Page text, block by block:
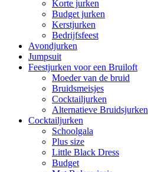
Korte jurken
Budget jurken
Kerstjurken
Bedrijfsfeest
Avondjurken
Jumpsuit
Feestjurken voor een Bruiloft
Moeder van de bruid
Bruidsmeisjes
Cocktailjurken
Alternatieve Bruidsjurken
Cocktailjurken
Schoolgala
Plus size
Little Black Dress
Budget